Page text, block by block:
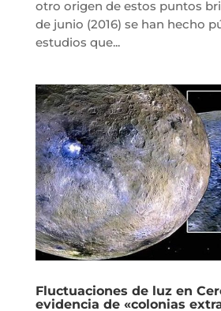
otro origen de estos puntos
de junio (2016) se han hecho
estudios que...
Fluctuaciones de luz en
evidencia de «colonias